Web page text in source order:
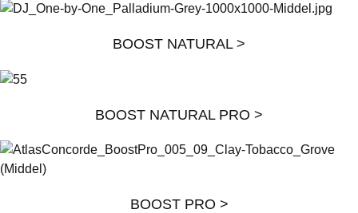
BOOST NATURAL >
BOOST NATURAL PRO >
BOOST PRO >